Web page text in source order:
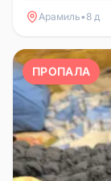
Арамиль• 8 д
ПРОПАЛА